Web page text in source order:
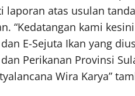
laporan atas usulan
“Kedatangan kami
E-Sejuta Ikan yang
Perikanan Provinsi
Wira Karya”